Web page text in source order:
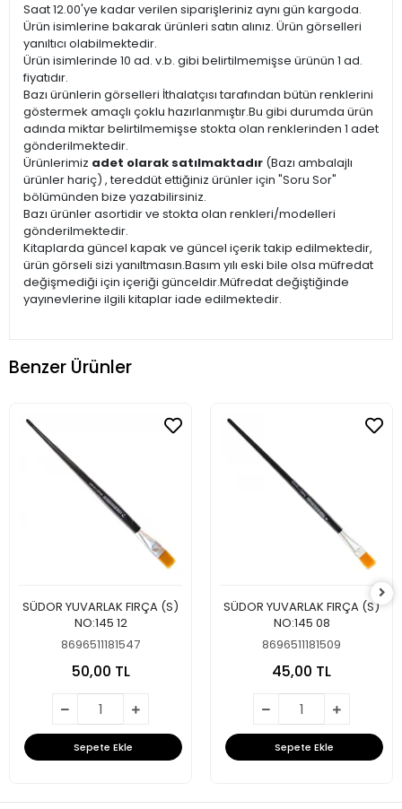
Saat 12.00'ye kadar verilen siparişleriniz aynı gün kargoda.
Ürün isimlerine bakarak ürünleri satın alınız. Ürün görselleri
yanıltıcı olabilmektedir.
Ürün isimlerinde 10 ad. v.b. gibi belirtilmemişse ürünün 1 ad.
fiyatıdır.
Bazı ürünlerin görselleri İthalatçısı tarafından bütün renklerini
göstermek amaçlı çoklu hazırlanmıştır.Bu gibi durumda ürün
adında miktar belirtilmemişse stokta olan renklerinden 1 adet
gönderilmektedir.
Ürünlerimiz adet olarak satılmaktadır (Bazı ambalajlı
ürünler hariç) , tereddüt ettiğiniz ürünler için "Soru Sor"
bölümünden bize yazabilirsiniz.
Bazı ürünler asortidir ve stokta olan renkleri/modelleri
gönderilmektedir.
Kitaplarda güncel kapak ve güncel içerik takip edilmektedir,
ürün görseli sizi yanıltmasın.Basım yılı eski bile olsa müfredat
değişmediği için içeriği günceldir.Müfredat değiştiğinde
yayınevlerine ilgili kitaplar iade edilmektedir.
Benzer Ürünler
SÜDOR YUVARLAK FIRÇA (S)
NO:145 12
8696511181547
50,00 TL
Sepete Ekle
SÜDOR YUVARLAK FIRÇA (S)
NO:145 08
8696511181509
45,00 TL
Sepete Ekle